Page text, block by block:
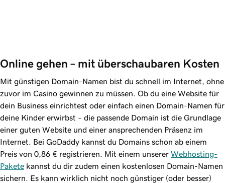
Online gehen – mit überschaubaren Kosten
Mit günstigen Domain-Namen bist du schnell im Internet, ohne
zuvor im Casino gewinnen zu müssen. Ob du eine Website für
dein Business einrichtest oder einfach einen Domain-Namen für
deine Kinder erwirbst – die passende Domain ist die Grundlage
einer guten Website und einer ansprechenden Präsenz im
Internet. Bei GoDaddy kannst du Domains schon ab einem
Preis von 0,86 € registrieren. Mit einem unserer Webhosting-
Pakete kannst du dir zudem einen kostenlosen Domain-Namen
sichern. Es kann wirklich nicht noch günstiger (oder besser)